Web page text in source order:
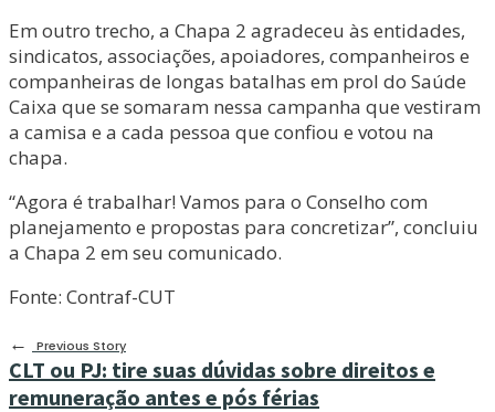
Em outro trecho, a Chapa 2 agradeceu às entidades,
sindicatos, associações, apoiadores, companheiros e
companheiras de longas batalhas em prol do Saúde
Caixa que se somaram nessa campanha que vestiram
a camisa e a cada pessoa que confiou e votou na
chapa.
“Agora é trabalhar! Vamos para o Conselho com
planejamento e propostas para concretizar”, concluiu
a Chapa 2 em seu comunicado.
Fonte: Contraf-CUT
←
Previous Story
CLT ou PJ: tire suas dúvidas sobre direitos e
remuneração antes e pós férias